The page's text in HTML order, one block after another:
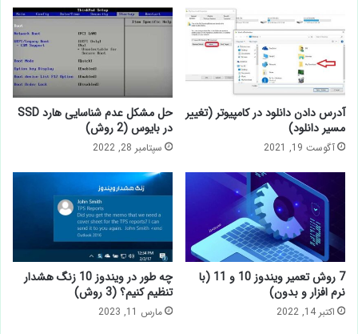
آدرس دادن دانلود در کامپیوتر (تغییر
مسیر دانلود)
آگوست 19, 2021
حل مشکل عدم شناسایی هارد SSD
در بایوس (2 روش)
سپتامبر 28, 2022
7 روش تعمیر ویندوز 10 و 11 (با
نرم افزار و بدون)
اکتبر 14, 2022
چه طور در ویندوز 10 زنگ هشدار
تنظیم کنیم؟ (3 روش)
مارس 11, 2023